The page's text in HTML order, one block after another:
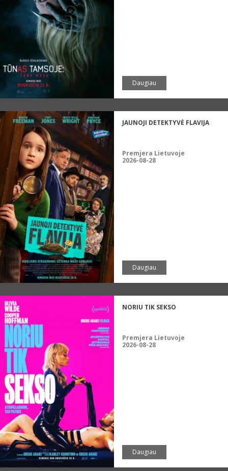
Daugiau
JAUNOJI DETEKTYVĖ FLAVIJA
Premjera Lietuvoje
2026-08-28
Daugiau
NORIU TIK SEKSO
Premjera Lietuvoje
2026-08-28
Daugiau